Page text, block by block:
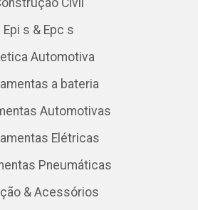
Epi s & Epc s
Automotiva
a bateria
Automotivas
Elétricas
Pneumáticas
& Acessórios